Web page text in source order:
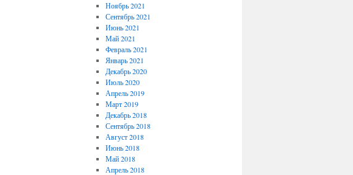
Ноябрь 2021
Сентябрь 2021
Июнь 2021
Май 2021
Февраль 2021
Январь 2021
Декабрь 2020
Июль 2020
Апрель 2019
Март 2019
Декабрь 2018
Сентябрь 2018
Август 2018
Июнь 2018
Май 2018
Апрель 2018